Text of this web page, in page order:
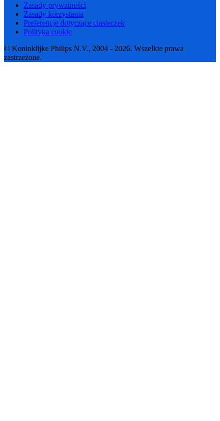
Zasady prywatności
Zasady korzystania
Preferencje dotyczące ciasteczek
Polityka cookie
© Koninklijke Philips N.V., 2004 - 2026. Wszelkie prawa
zastrzeżone.